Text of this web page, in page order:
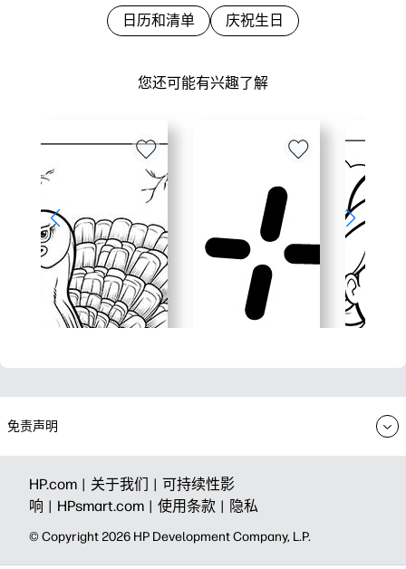
您还可能有兴趣了解
日历和清单 庆祝生日
免责声明
HP.com | 关于我们 | 可持续性影
响 | HPsmart.com | 使用条款 | 隐私
© Copyright 2026 HP Development Company, L.P.